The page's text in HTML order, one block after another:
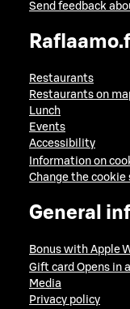
Send feedback
Restaurants
Restaurants on
Lunch
Events
Accessibility
Information on
Change the
General
Bonus with Apple
Gift card Opens in
Media
Privacy policy